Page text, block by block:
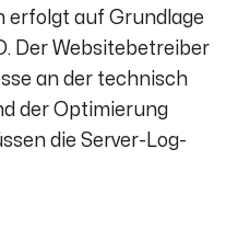
erfolgt auf Grundlage
Der Websitebetreiber
an der technisch
der Optimierung
die Server-Log-